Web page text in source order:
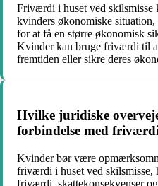
Friværdi i huset ved skilsmisse
kvinders økonomiske
for at få en større økonomisk
Kvinder kan bruge friværdi til
fremtiden eller sikre deres
Hvilke juridiske
forbindelse med friværdi
Kvinder bør være
friværdi i huset ved skilsmisse,
friværdi, skattekonsekvenser